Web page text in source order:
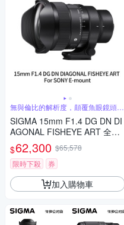
無與倫比的解析度，顛覆魚眼鏡頭的
傳統觀念
SIGMA 15mm F1.4 DG DN DI
AGONAL FISHEYE ART 全片
幅 魚眼定焦鏡頭 For SONY E-
mount (公司貨)
$62,300 $65,578
限時下殺
券
加入購物車